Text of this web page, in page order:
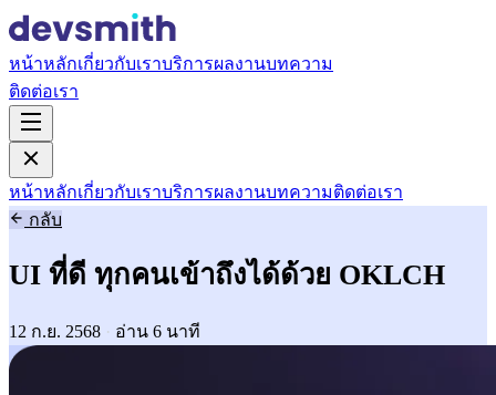
หน้าหลักเกี่ยวกับเราบริการผลงานบทความ
ติดต่อเรา
หน้าหลักเกี่ยวกับเราบริการผลงานบทความติดต่อเรา
กลับ
UI ที่ดี ทุกคนเข้าถึงได้ด้วย OKLCH
12 ก.ย. 2568 · อ่าน 6 นาที